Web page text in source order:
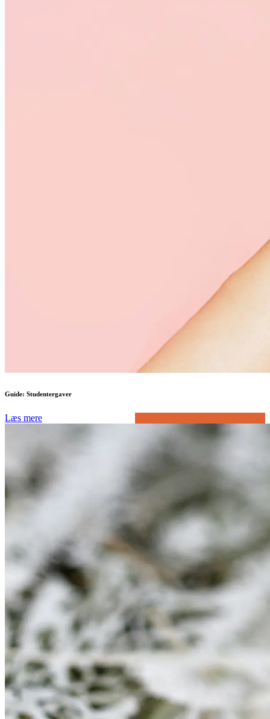
Guide: Studentergaver
Læs mere